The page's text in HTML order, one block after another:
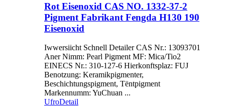
Rot Eisenoxid CAS NO. 1332-37-2
Pigment Fabrikant Fengda H130 190
Eisenoxid
Iwwersiicht Schnell Detailer CAS Nr.: 13093701
Aner Nimm: Pearl Pigment MF: Mica/Tio2
EINECS Nr.: 310-127-6 Hierkonftsplaz: FUJ
Benotzung: Keramikpigmenter,
Beschichtungspigment, Tëntpigment
Markennumm: YuChuan ...
UfroDetail